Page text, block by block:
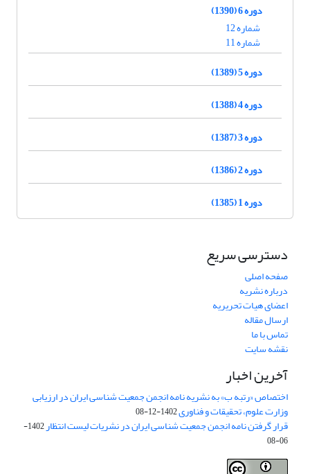
دوره 6 (1390)
شماره 12
شماره 11
دوره 5 (1389)
دوره 4 (1388)
دوره 3 (1387)
دوره 2 (1386)
دوره 1 (1385)
دسترسی سریع
صفحه اصلی
درباره نشریه
اعضای هیات تحریریه
ارسال مقاله
تماس با ما
نقشه سایت
آخرین اخبار
اختصاص «رتبه ب» به نشریه نامه انجمن جمعیت شناسی ایران در ارزیابی
وزارت علوم، تحقیقات و فناوری1402-12-08
قرار گرفتن نامه انجمن جمعیت شناسی ایران در نشریات لیست انتظار
1402-
06-08